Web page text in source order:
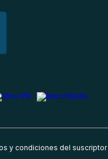
y condiciones del suscriptor